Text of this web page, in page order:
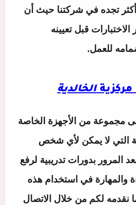
تجده في شركتنا حيث أن
قبل تعيينه
للعمل.
الخالدية
مجموعة من الأجهزة الخاصة
التي لا يمكن لأي شخص
المرور بدورات تدريبية لرفع
والمهارة في استخدام هذه
نقدمه لكم من خلال الاتصال